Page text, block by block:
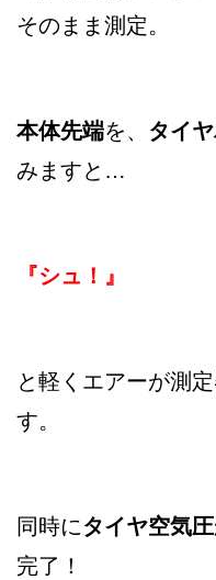
そのまま測定。
本体先端を、 タイ
みますと…
『シュ！』
と軽くエアーが測
す。
同時にタイヤ空気
完了！